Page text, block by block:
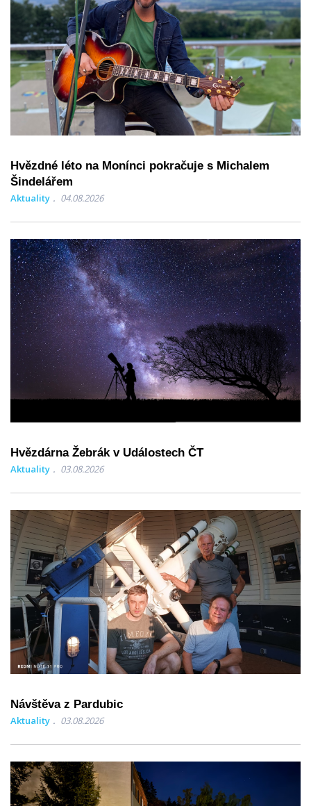
Hvězdné léto na Monínci pokračuje s Michalem
Šindelářem
Aktuality 04.08.2026
Hvězdárna Žebrák v Událostech ČT
Aktuality 03.08.2026
Návštěva z Pardubic
Aktuality 03.08.2026